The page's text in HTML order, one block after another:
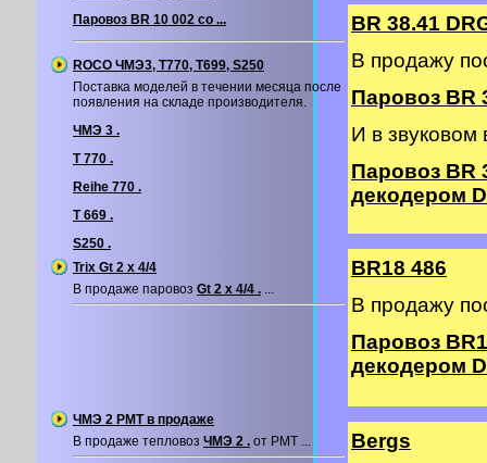
Паровоз BR 10 002 со ...
ROCO ЧМЭ3, T770, T699, S250
Поставка моделей в течении месяца после
появления на складе производителя.
ЧМЭ 3 .
T 770 .
Reihe 770 .
T 669 .
S250 .
Trix Gt 2 х 4/4
В продаже паровоз Gt 2 х 4/4 . ...
ЧМЭ 2 PMT в продаже
В продаже тепловоз ЧМЭ 2 . от PMT ...
BR 38.41
В продажу
Паровоз BR
И в звуковом
Паровоз BR
декодером
BR18 486
В продажу
Паровоз
декодером
Bergs